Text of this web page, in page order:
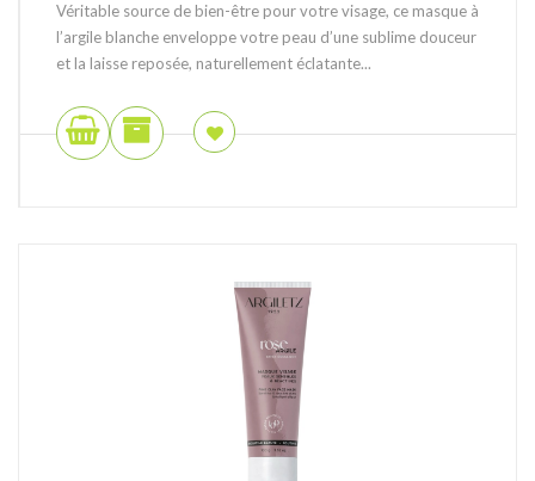
Véritable source de bien-être pour votre visage, ce masque à
l’argile blanche enveloppe votre peau d’une sublime douceur
et la laisse reposée, naturellement éclatante...